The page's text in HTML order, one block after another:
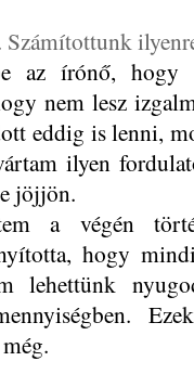
az írónő, hogy
nem lesz
eddig is lenni,
ilyen
jöjjön.
a végén
hogy
lehettünk